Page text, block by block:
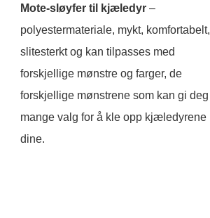
Mote-sløyfer til kjæledyr –
polyestermateriale, mykt, komfortabelt,
slitesterkt og kan tilpasses med
forskjellige mønstre og farger, de
forskjellige mønstrene som kan gi deg
mange valg for å kle opp kjæledyrene
dine.